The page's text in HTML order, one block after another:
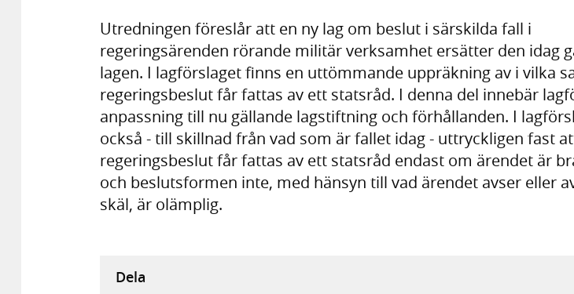
Utredningen föreslår att en ny lag om beslut i särskilda fall i
regeringsärenden rörande militär verksamhet ersätter den idag
lagen. I lagförslaget finns en uttömmande uppräkning av i vilka
regeringsbeslut får fattas av ett statsråd. I denna del innebär
anpassning till nu gällande lagstiftning och förhållanden. I
också - till skillnad från vad som är fallet idag - uttryckligen fast
regeringsbeslut får fattas av ett statsråd endast om ärendet är
och beslutsformen inte, med hänsyn till vad ärendet avser eller
skäl, är olämplig.
Dela